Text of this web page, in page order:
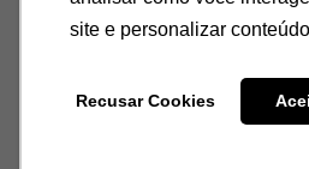
site e personalizar
Recusar Cookies
site e personalizar
Recusar Cookies
Todos os direitos